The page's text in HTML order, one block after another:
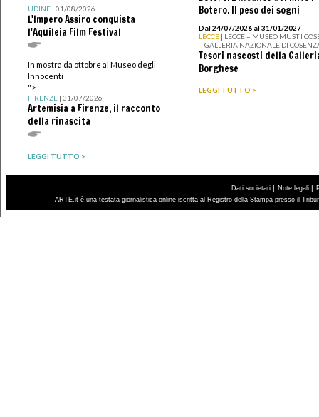
UDINE| 01/08/2026
L'Impero Assiro conquista
l'Aquileia Film Festival
In mostra da ottobre al Museo degli
Innocenti
">
FIRENZE| 31/07/2026
Artemisia a Firenze, il racconto
della rinascita
LEGGI TUTTO >
Botero. Il peso dei sogni
Dal 24/07/2026 al 31/01/2027
LECCE | LECCE – MUSEO MUST I
– GALLERIA NAZIONALE DI
Tesori nascosti della
Borghese
LEGGI TUTTO >
Dati societari | Note legali |
ARTE.it è una testata giornalistica online iscritta al Registro della Stampa presso il